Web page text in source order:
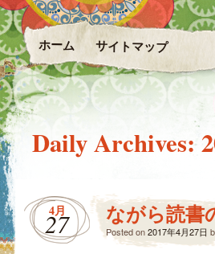
ホーム サイトマップ
Daily Archives:
4月
27 ながら読書
Posted on2017年4月27日